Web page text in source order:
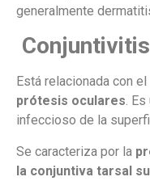
generalmente
Está relacionada con el
prótesis oculares.
infeccioso de la
Se caracteriza por la
la conjuntiva tarsal